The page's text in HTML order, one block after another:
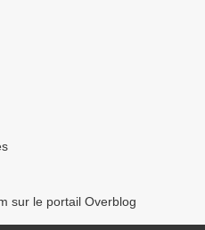
sur le portail Overblog